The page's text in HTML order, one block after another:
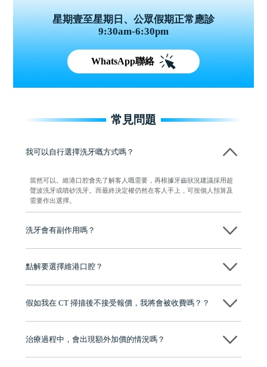
星期壹至星期日、公眾假期正常應診
9:30am-6:30pm
WhatsApp聯絡
常見問題
我可以自行選擇洗牙嘅方式嗎？
當然可以。維港口腔會先了解客人嘅需要，再根據牙齒狀況建議採用超
聲波洗牙或噴砂洗牙。而最終決定權仍然在客人手上，可按個人預算及
需要作出選擇。
洗牙會有副作用嗎？
短暫反應，通常數日內便會自然恢復。維港口腔會按照客人嘅口腔狀
點解要選擇維港口腔？
牌」、「2025香港企業領袖品牌」，是諾貝爾種植系統全球放心植牙中
至今已服務超過三十個國家和地區的顧客，受到粵港澳大灣區及周邊城
有咨詢及服務保障中心，有任何問題都可以隨時預約免費咨詢，讓人十
假如我在 CT 掃描後不接受報價，我將會被收費嗎？？
治療過程中，會出現額外加價的情況嗎？
不會，治療前我們會詳細說明治療方案及對應的價錢，顧客同意並簽字